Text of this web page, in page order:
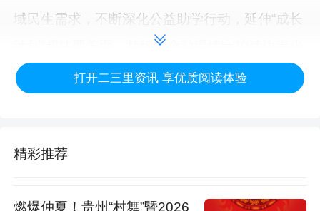
域民生需求，不断深化公益助学行动，延伸“成长
计划”帮扶覆盖面，持续以金融温情守护靖边青少
年成长成才，用实际行动践行国有金融企业的社
打开二三里资讯 享优质阅读体验
精彩推荐
燃爆仲夏！贵州“村舞”暨2026